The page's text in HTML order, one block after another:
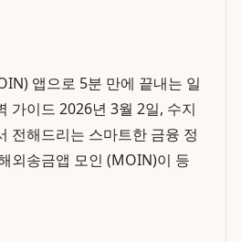
앱으로 5분 만에 끝내는 일
가이드 2026년 3월 2일, 수지
전해드리는 스마트한 금융 정
외송금앱 모인 (MOIN)이 등